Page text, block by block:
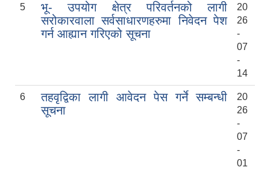
5
भू- उपयोग क्षेत्र परिवर्तनको लागी
सरोकारवाला सर्वसाधारणहरुमा निवेदन पेश
गर्न आह्यान गरिएको सूचना
20
26
-
07
-
14
6
तहवृद्विका लागी आवेदन पेस गर्ने सम्बन्धी
सूचना
20
26
-
07
-
01